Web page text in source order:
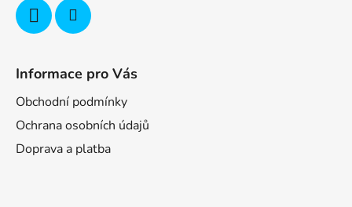
Informace pro Vás
Obchodní podmínky
Ochrana osobních údajů
Doprava a platba